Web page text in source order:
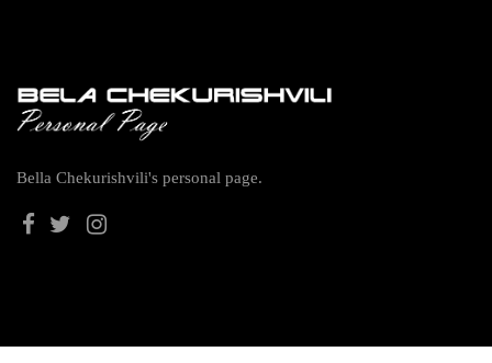
Bella Chekurishvili's personal page.